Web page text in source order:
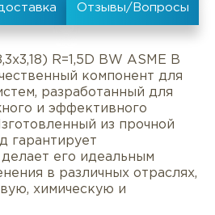
R=1,5D BW ASME B
компонент для
разработанный для
и эффективного
из прочной
гарантирует
делает его идеальным
в различных отраслях,
химическую и